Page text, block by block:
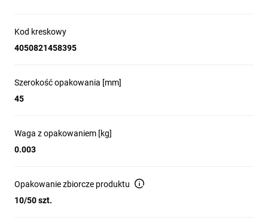
Kod kreskowy
4050821458395
Szerokość opakowania [mm]
45
Waga z opakowaniem [kg]
0.003
Opakowanie zbiorcze produktu
10/50 szt.